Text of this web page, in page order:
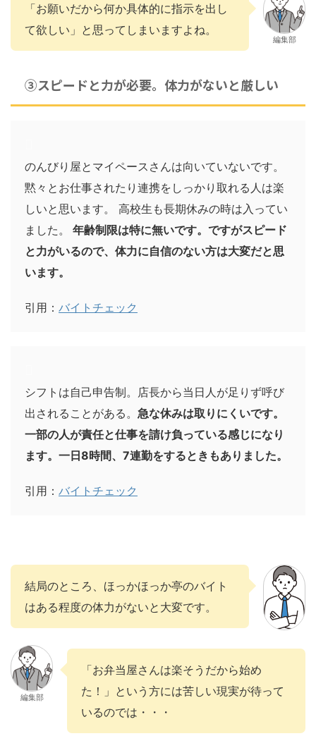
「お願いだから何か具体的に指示を出し
て欲しい」と思ってしまいますよね。
編集部
③スピードと力が必要。体力がないと厳しい
のんびり屋とマイペースさんは向いていないです。
黙々とお仕事されたり連携をしっかり取れる人は楽
しいと思います。 高校生も長期休みの時は入ってい
ました。
年齢制限は特に無いです。ですがスピード
と力がいるので、体力に自信のない方は大変だと思
います。
引用： バイトチェック
シフトは自己申告制。店長から当日人が足りず呼び
出されることがある。 急な休みは取りにくいです。
一部の人が責任と仕事を請け負っている感じになり
ます。一日8時間、7連勤をするときもありました。
引用： バイトチェック
結局のところ、ほっかほっか亭のバイト
はある程度の体力がないと大変です。
編集部
「お弁当屋さんは楽そうだから始め
た！」という方には苦しい現実が待って
いるのでは・・・